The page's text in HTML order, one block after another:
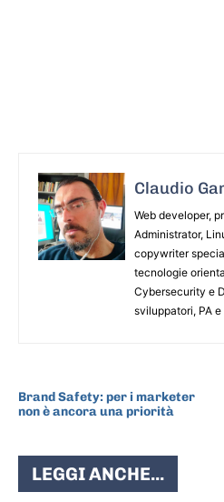
Claudio
Web developer,
Administrator,
copywriter
tecnologie
Cybersecurity e
sviluppatori, PA e
Brand Safety: per i marketer
non è ancora una priorità
LEGGI ANCHE...